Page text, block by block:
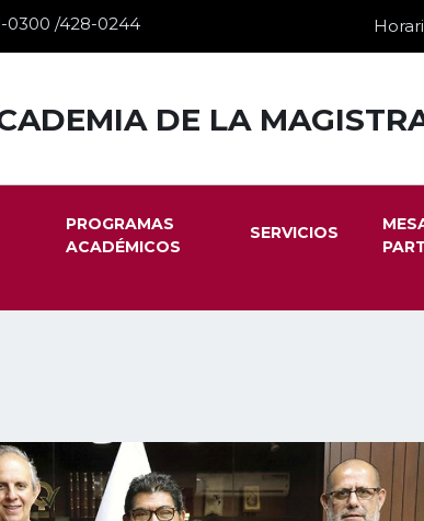
0300 /428-0244
DE LA
PROGRAMAS
ACADÉMICOS
SERVICIOS